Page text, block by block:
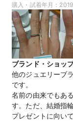
よくあることで耐
この店舗の良かっ
スタッフの方の笑
で多少は仕方がな
ました。待ってい
指輪があったんで
ない(売れない)で
育が改善点がある
やりや気持ちを想
いと思います。よ
もう少し考えてほ
購入・試着年月：
ブランド・ショッ
他のジュエリーブ
です。
名前の由来でもあ
す。ただ、結婚指
プレゼントに向い